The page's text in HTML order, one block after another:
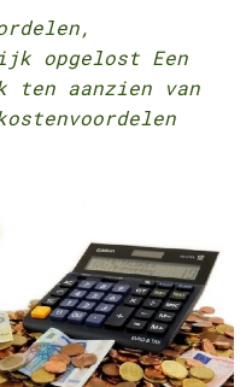
opgelost Een
ten aanzien van